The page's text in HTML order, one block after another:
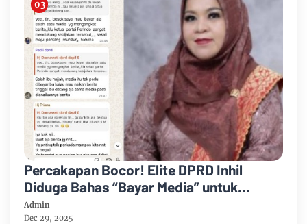
Percakapan Bocor! Elite DPRD Inhil
Diduga Bahas “Bayar Media” untuk
Dukung Kebijakan
Admin
Dec 29, 2025